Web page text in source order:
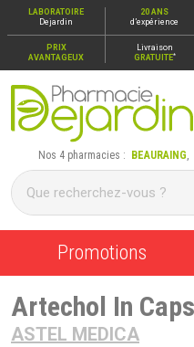
LABORATOIRE
Dejardin
20 ANS
d’expérience
PRIX
AVANTAGEUX
Livraison
GRATUITE*
Pharmacie Dejardin Nos 4
Nos 4 pharmacies : BEAURAING,
Promotions
Artechol In
ASTEL MEDICA